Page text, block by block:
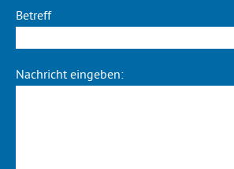
Betreff
Nachricht eingeben: